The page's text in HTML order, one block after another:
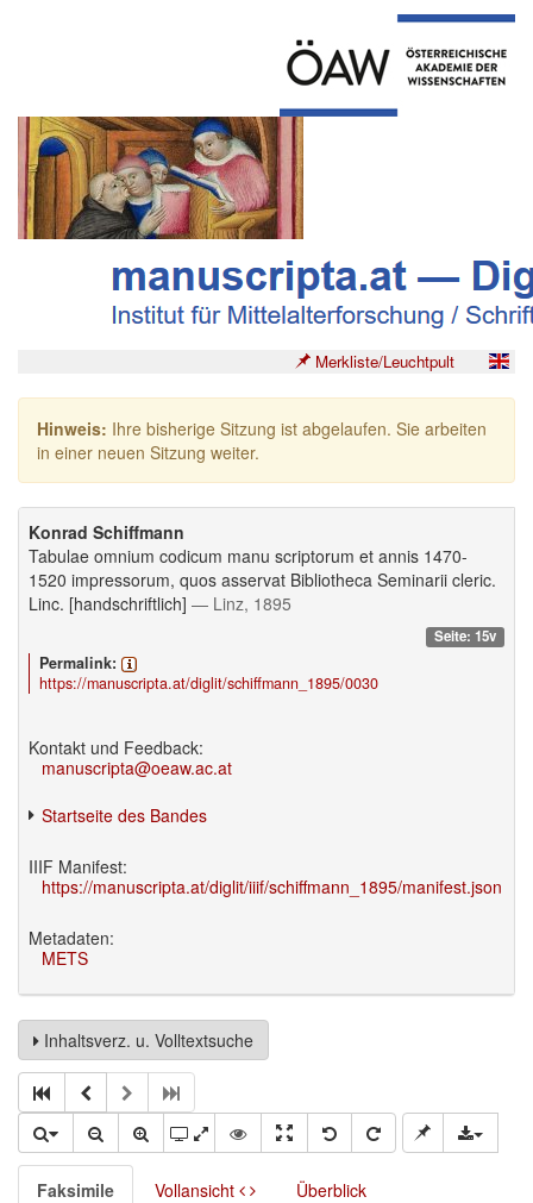
Merkliste/Leuchtpult
Hinweis: Ihre bisherige Sitzung ist abgelaufen. Sie arbeiten
in einer neuen Sitzung weiter.
Konrad Schiffmann
Tabulae omnium codicum manu scriptorum et annis 1470-
1520 impressorum, quos asservat Bibliotheca Seminarii cleric.
Linc. [handschriftlich] — Linz, 1895
Seite: 15v
Permalink:
https://manuscripta.at/diglit/schiffmann_1895/0030
Kontakt und Feedback:
manuscripta@oeaw.ac.at
Startseite des Bandes
IIIF Manifest:
https://manuscripta.at/diglit/iiif/schiffmann_1895/manifest.json
Metadaten:
METS
Inhaltsverz. u. Volltextsuche
Faksimile Vollansicht Überblick